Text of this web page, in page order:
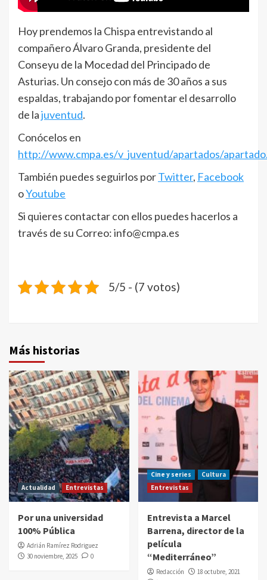
Hoy prendemos la Chispa entrevistando al
compañero Álvaro Granda, presidente del
Conseyu de la Mocedad del Principado de
Asturias. Un consejo con más de 30 años a sus
espaldas, trabajando por fomentar el desarrollo
de lajuventud.
Conócelos en
http://www.cmpa.es/v_juventud/apartados/
También puedes seguirlos porTwitter, Facebook
oYoutube
Si quieres contactar con ellos puedes hacerlos a
través de su Correo: info@cmpa.es
5/5 - (7 votos)
Más historias
Actualidad Entrevistas
Por una universidad
100% Pública
Adrián Ramírez Rodriguez
30 noviembre, 2025
0
Cine y series
Cultura
Entrevistas
Entrevista a Marcel
Barrena, director de la
película
“Mediterráneo”
Redacción
18 octubre, 2021